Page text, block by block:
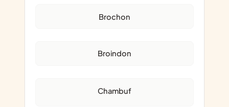
Brochon
Broindon
Chambuf